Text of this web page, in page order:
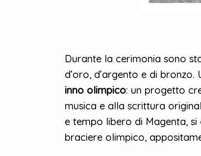
Durante la cerimonia sono
d’oro, d’argento e di
inno olimpico: un progetto
musica e alla scrittura
e tempo libero di Magenta,
braciere olimpico,